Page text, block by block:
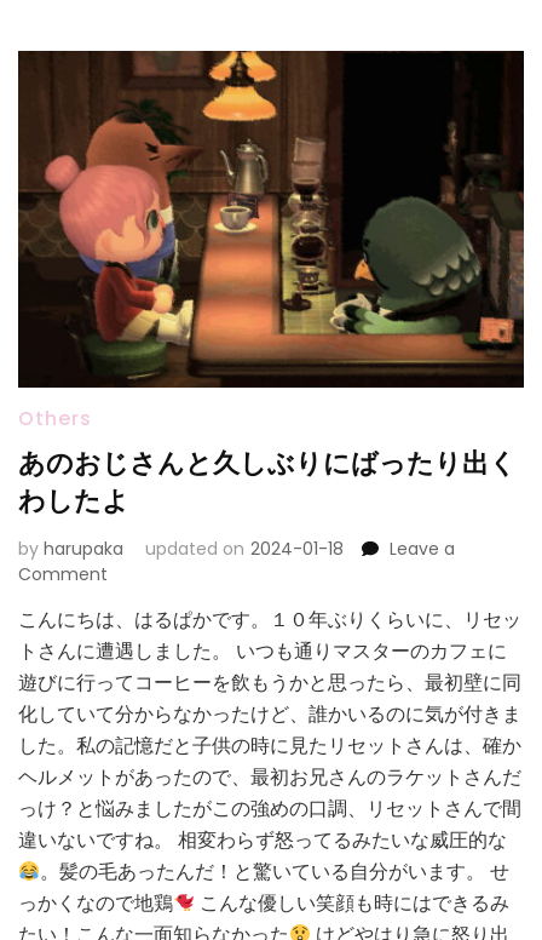
Others
あのおじさんと久しぶりにばったり出く
わしたよ
by harupaka updated on 2024-01-18
Leave a
Comment
の
お
じ
さ
ん
と
久
し
ぶ
り
に
ば
っ
こんにちは、はるぱかです。１０年ぶりくらいに、リセッ
トさんに遭遇しました。 いつも通りマスターのカフェに
遊びに行ってコーヒーを飲もうかと思ったら、最初壁に同
化していて分からなかったけど、誰かいるのに気が付きま
した。私の記憶だと子供の時に見たリセットさんは、確か
ヘルメットがあったので、最初お兄さんのラケットさんだ
っけ？と悩みましたがこの強めの口調、リセットさんで間
違いないですね。 相変わらず怒ってるみたいな威圧的な
。髪の毛あったんだ！と驚いている自分がいます。 せ
っかくなので地鶏
こんな優しい笑顔も時にはできるみ